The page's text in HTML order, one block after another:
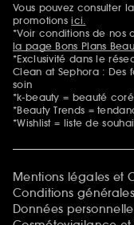
Mentions
Vous pouvez consulter
promotionsici.
*Voir conditions de nos
la page Bons Plans
*Exclusivité dans le
Clean at Sephora : Des
soin
*k-beauty = beauté
*Beauty Trends =
*Wishlist = liste de
Mentions légales et
Conditions
Données